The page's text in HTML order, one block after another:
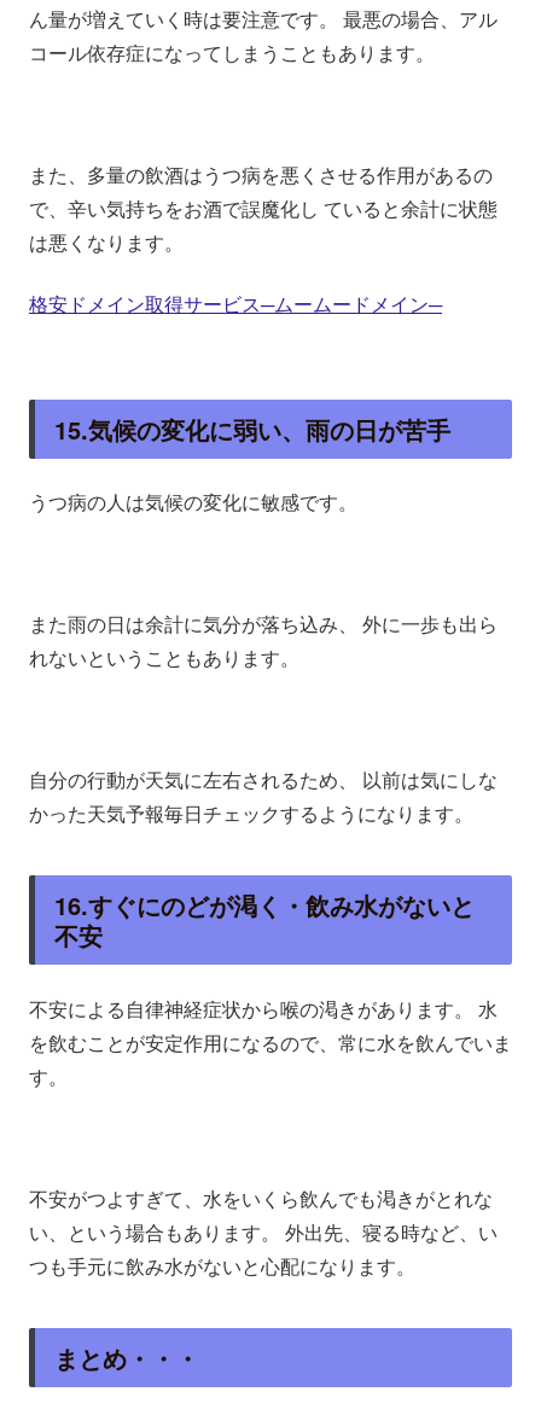
ん量が増えていく時は要注意です。 最悪の場合、アル
コール依存症になってしまうこともあります。
また、多量の飲酒はうつ病を悪くさせる作用があるの
で、辛い気持ちをお酒で誤魔化し ていると余計に状態
は悪くなります。
格安ドメイン取得サービス─ムームードメイン─
15.気候の変化に弱い、雨の日が苦手
うつ病の人は気候の変化に敏感です。
また雨の日は余計に気分が落ち込み、 外に一歩も出ら
れないということもあります。
自分の行動が天気に左右されるため、 以前は気にしな
かった天気予報毎日チェックするようになります。
16.すぐにのどが渇く・飲み水がないと
不安
不安による自律神経症状から喉の渇きがあります。 水
を飲むことが安定作用になるので、常に水を飲んでいま
す。
不安がつよすぎて、水をいくら飲んでも渇きがとれな
い、という場合もあります。 外出先、寝る時など、い
つも手元に飲み水がないと心配になります。
まとめ・・・